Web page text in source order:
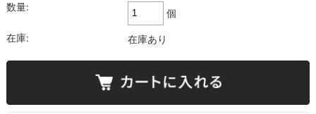
数量:
個
在庫: 在庫あり